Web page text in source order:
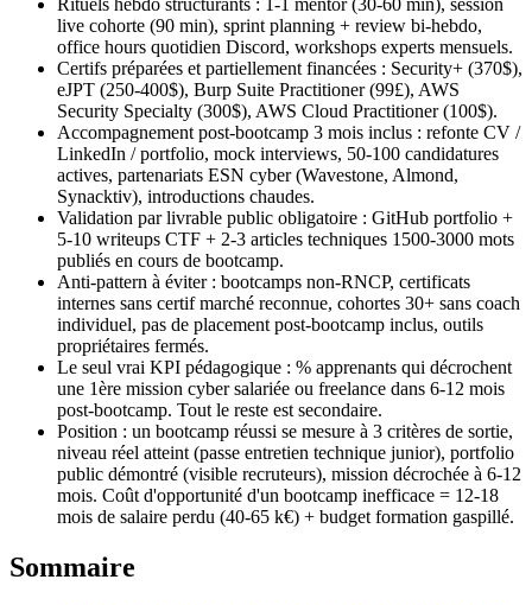
live cohorte (90 min), sprint planning + review bi-hebdo,
office hours quotidien Discord, workshops experts mensuels.
Certifs préparées et partiellement financées : Security+ (370$),
eJPT (250-400$), Burp Suite Practitioner (99£), AWS
Security Specialty (300$), AWS Cloud Practitioner (100$).
Accompagnement post-bootcamp 3 mois inclus : refonte CV /
LinkedIn / portfolio, mock interviews, 50-100 candidatures
actives, partenariats ESN cyber (Wavestone, Almond,
Synacktiv), introductions chaudes.
Validation par livrable public obligatoire : GitHub portfolio +
5-10 writeups CTF + 2-3 articles techniques 1500-3000 mots
publiés en cours de bootcamp.
Anti-pattern à éviter : bootcamps non-RNCP, certificats
internes sans certif marché reconnue, cohortes 30+ sans coach
individuel, pas de placement post-bootcamp inclus, outils
propriétaires fermés.
Le seul vrai KPI pédagogique : % apprenants qui décrochent
une 1ère mission cyber salariée ou freelance dans 6-12 mois
post-bootcamp. Tout le reste est secondaire.
Position : un bootcamp réussi se mesure à 3 critères de sortie,
niveau réel atteint (passe entretien technique junior), portfolio
public démontré (visible recruteurs), mission décrochée à 6-12
mois. Coût d'opportunité d'un bootcamp inefficace = 12-18
mois de salaire perdu (40-65 k€) + budget formation gaspillé.
Sommaire